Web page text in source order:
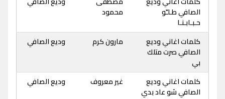
الصافي طـلـّو
حـبـابـنـا
محمود
كلمات اغاني وديع
الصافي صرت متلك
بي
مارون كرم وديع الصافي
كلمات اغاني وديع
الصافي شو عاد بدي
غير معروف وديع الصافي